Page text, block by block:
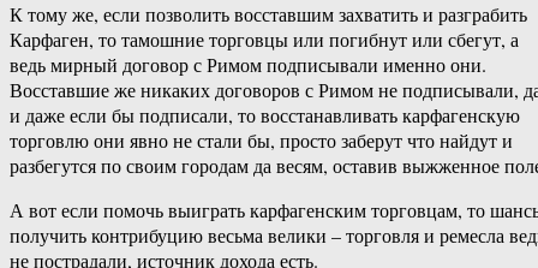
К тому же, если позволить восставшим захватить и разграбить
Карфаген, то тамошние торговцы или погибнут или сбегут, а
ведь мирный договор с Римом подписывали именно они.
Восставшие же никаких договоров с Римом не подписывали,
и даже если бы подписали, то восстанавливать карфагенскую
торговлю они явно не стали бы, просто заберут что найдут и
разбегутся по своим городам да весям, оставив выжженное
А вот если помочь выиграть карфагенским торговцам, то
получить контрибуцию весьма велики – торговля и ремесла
не пострадали, источник дохода есть.